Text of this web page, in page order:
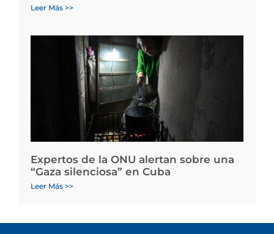
Leer Más >>
Expertos de la ONU alertan sobre una
“Gaza silenciosa” en Cuba
Leer Más >>